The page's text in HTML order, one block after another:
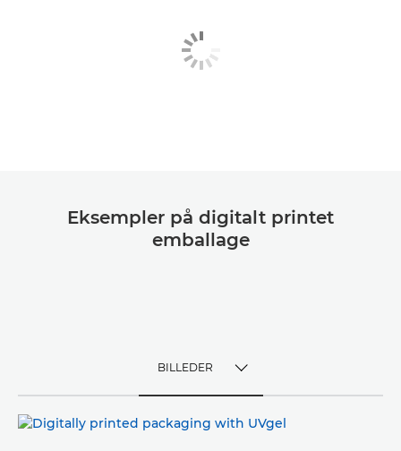
Eksempler på digitalt printet
emballage
BILLEDER
BILLEDER